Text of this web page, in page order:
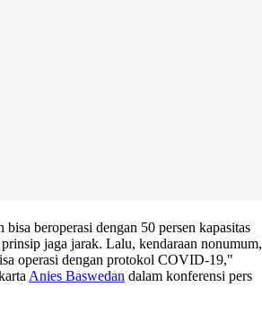
beroperasi dengan 50 persen kapasitas
jaga jarak. Lalu, kendaraan nonumum,
operasi dengan protokol COVID-19,"
Anies Baswedan dalam konferensi pers